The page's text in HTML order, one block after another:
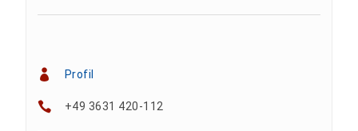
Profil
+49 3631 420-112